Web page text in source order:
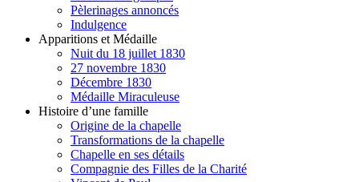
Pèlerinages annoncés
Indulgence
Apparitions et Médaille
Nuit du 18 juillet 1830
27 novembre 1830
Décembre 1830
Médaille Miraculeuse
Histoire d’une famille
Origine de la chapelle
Transformations de la chapelle
Chapelle en ses détails
Compagnie des Filles de la Charité